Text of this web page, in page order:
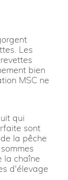
Les
bien
MSC ne
qui
sont
la pêche
la chaîne
d'élevage